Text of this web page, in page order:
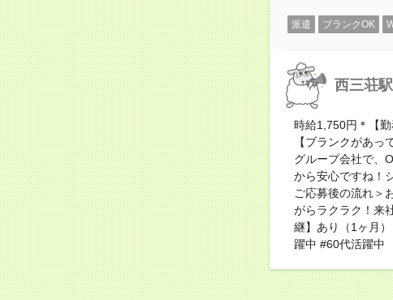
派遣 ブランクOK
西三荘
時給1,750円＊【
【ブランクがあ
グループ会社で、
から安心ですね！
ご応募後の流れ＞
がらラクラク！来
継】あり（1ヶ月
躍中 #60代活躍中